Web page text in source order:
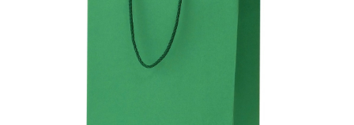
23 x 10 x 33 cm